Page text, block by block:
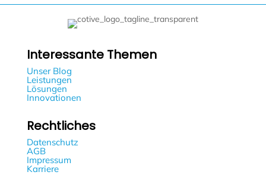
Interessante Themen
Unser Blog
Leistungen
Lösungen
Innovationen
Rechtliches
Datenschutz
AGB
Impressum
Karriere